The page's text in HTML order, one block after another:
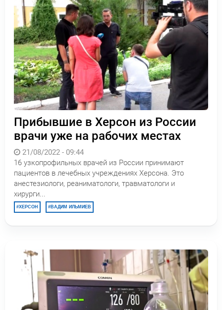
Прибывшие в Херсон из России
врачи уже на рабочих местах
21/08/2022 - 09:44
16 узкопрофильных врачей из России принимают
пациентов в лечебных учреждениях Херсона. Это
анестезиологи, реаниматологи, травматологи и
хирурги...
ХЕРСОН ВАДИМ ИЛЬМИЕВ